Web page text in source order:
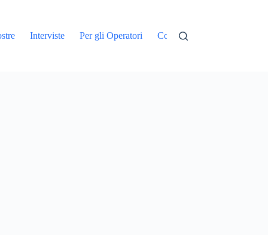
Interviste Per gli Operatori Contatti